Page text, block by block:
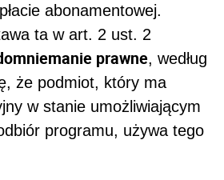
abonamentowej.
ta w art. 2 ust. 2
prawne, według
że podmiot, który ma
w stanie umożliwiającym
programu, używa tego